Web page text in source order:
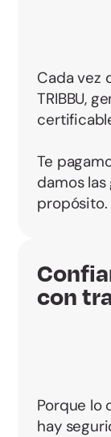
Cada vez
TRIBBU,
Te
damos
propósito.
con
Porque lo
hay